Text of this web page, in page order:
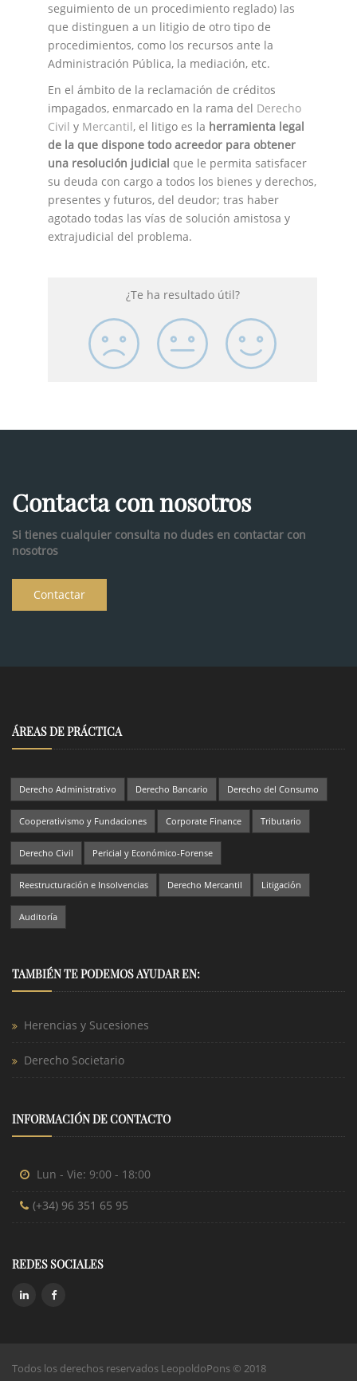
seguimiento de un procedimiento reglado) las
que distinguen a un litigio de otro tipo de
procedimientos, como los recursos ante la
Administración Pública, la mediación, etc.
En el ámbito de la reclamación de créditos
impagados, enmarcado en la rama del Derecho
Civil y Mercantil, el litigo es la herramienta legal
de la que dispone todo acreedor para obtener
una resolución judicial que le permita satisfacer
su deuda con cargo a todos los bienes y derechos,
presentes y futuros, del deudor; tras haber
agotado todas las vías de solución amistosa y
extrajudicial del problema.
¿Te ha resultado útil?
Contacta con nosotros
Si tienes cualquier consulta no dudes en contactar con
nosotros
Contactar
ÁREAS DE PRÁCTICA
Derecho Administrativo Derecho Bancario Derecho del Consumo
Cooperativismo y Fundaciones Corporate Finance Tributario
Derecho Civil Pericial y Económico-Forense
Reestructuración e Insolvencias Derecho Mercantil Litigación
Auditoría
TAMBIÉN TE PODEMOS AYUDAR EN:
Herencias y Sucesiones
Derecho Societario
INFORMACIÓN DE CONTACTO
Lun - Vie: 9:00 - 18:00
(+34) 96 351 65 95
REDES SOCIALES
Todos los derechos reservados LeopoldoPons © 2018